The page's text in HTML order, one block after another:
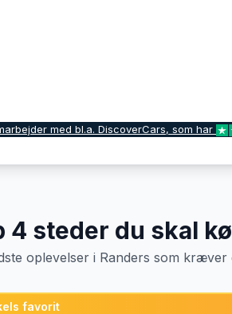
med bl.a. DiscoverCars, som har
4 steder du skal
oplevelser i Randers som kræver
favorit